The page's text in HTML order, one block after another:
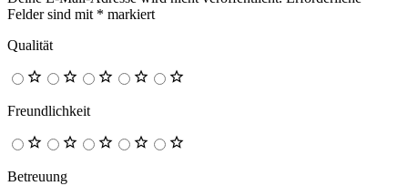
Felder sind mit * markiert
Qualität
Freundlichkeit
Betreuung